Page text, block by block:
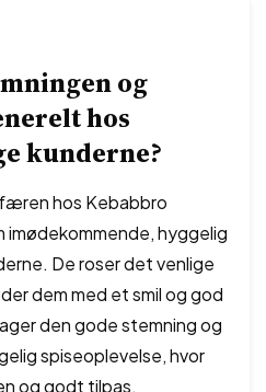
og
hos
kunderne?
hos Kebabbro
imødekommende, hyggelig
De roser det venlige
dem med et smil og god
den gode stemning og
spiseoplevelse, hvor
og godt tilpas.